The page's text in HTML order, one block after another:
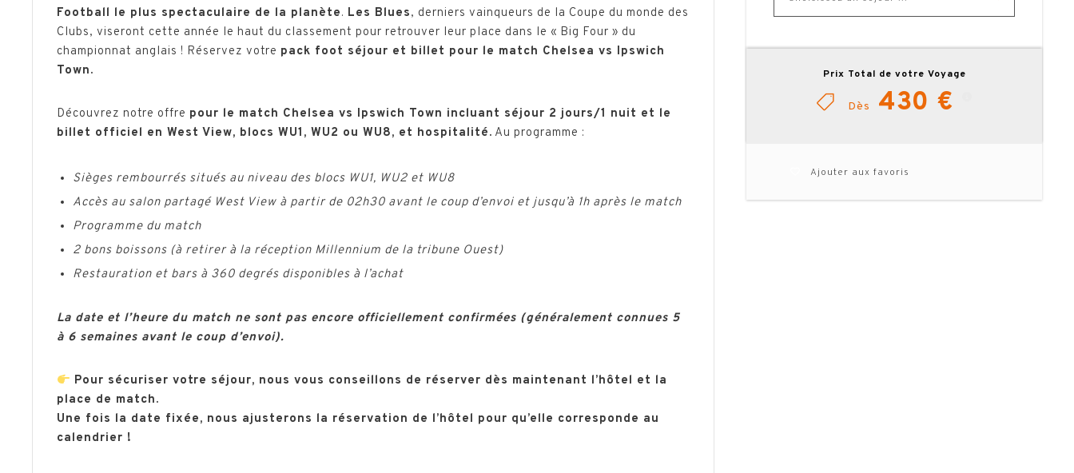
Prix Total de votre Voyage
Dès 430 €
Ajouter aux favoris
Football le plus spectaculaire de la planète. Les Blues, derniers vainqueurs de la Coupe du monde des
Clubs, viseront cette année le haut du classement pour retrouver leur place dans le « Big Four » du
championnat anglais ! Réservez votre pack foot séjour et billet pour le match Chelsea vs Ipswich
Town.
Découvrez notre offre pour le match Chelsea vs Ipswich Town incluant séjour 2 jours/1 nuit et le
billet officiel en West View, blocs WU1, WU2 ou WU8, et hospitalité. Au programme :
Sièges rembourrés situés au niveau des blocs WU1, WU2 et WU8
Accès au salon partagé West View à partir de 02h30 avant le coup d’envoi et jusqu’à 1h après le match
Programme du match
2 bons boissons (à retirer à la réception Millennium de la tribune Ouest)
Restauration et bars à 360 degrés disponibles à l’achat
La date et l’heure du match ne sont pas encore officiellement confirmées (généralement connues 5
à 6 semaines avant le coup d’envoi).
Pour sécuriser votre séjour, nous vous conseillons de réserver dès maintenant l’hôtel et la
place de match.
Une fois la date fixée, nous ajusterons la réservation de l’hôtel pour qu’elle corresponde au
calendrier !